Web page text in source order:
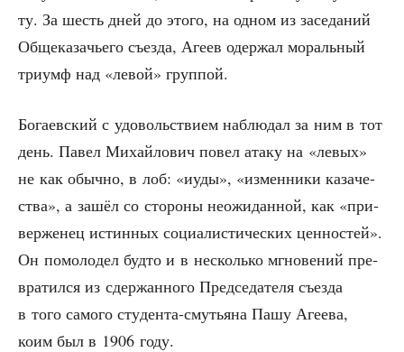
ту. За шесть дней до это­го, на одном из засе­да­ний
Обще­ка­за­чье­го съез­да, Аге­ев одер­жал мораль­ный
три­умф над «левой» группой.
Бога­ев­ский с удо­воль­стви­ем наблю­дал за ним в тот
день. Павел Михай­ло­вич повел ата­ку на «левых»
не как обыч­но, в лоб: «иуды», «измен­ни­ки каза­че­
ства», а зашёл со сто­ро­ны неожи­дан­ной, как «при­
вер­же­нец истин­ных соци­а­ли­сти­че­ских цен­но­стей».
Он помо­ло­дел буд­то и в несколь­ко мгно­ве­ний пре­
вра­тил­ся из сдер­жан­но­го Пред­се­да­те­ля съез­да
в того само­го сту­ден­та-сму­тья­на Пашу Аге­е­ва,
коим был в 1906 году.